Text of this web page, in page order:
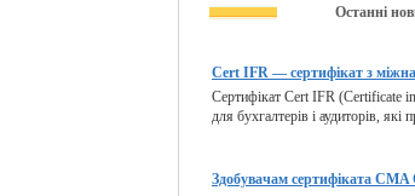
Останні
Cert IFR — сертифікат з
Сертифікат Cert IFR (Certificate
для бухгалтерів і аудиторів, які
Здобувачам сертифіката